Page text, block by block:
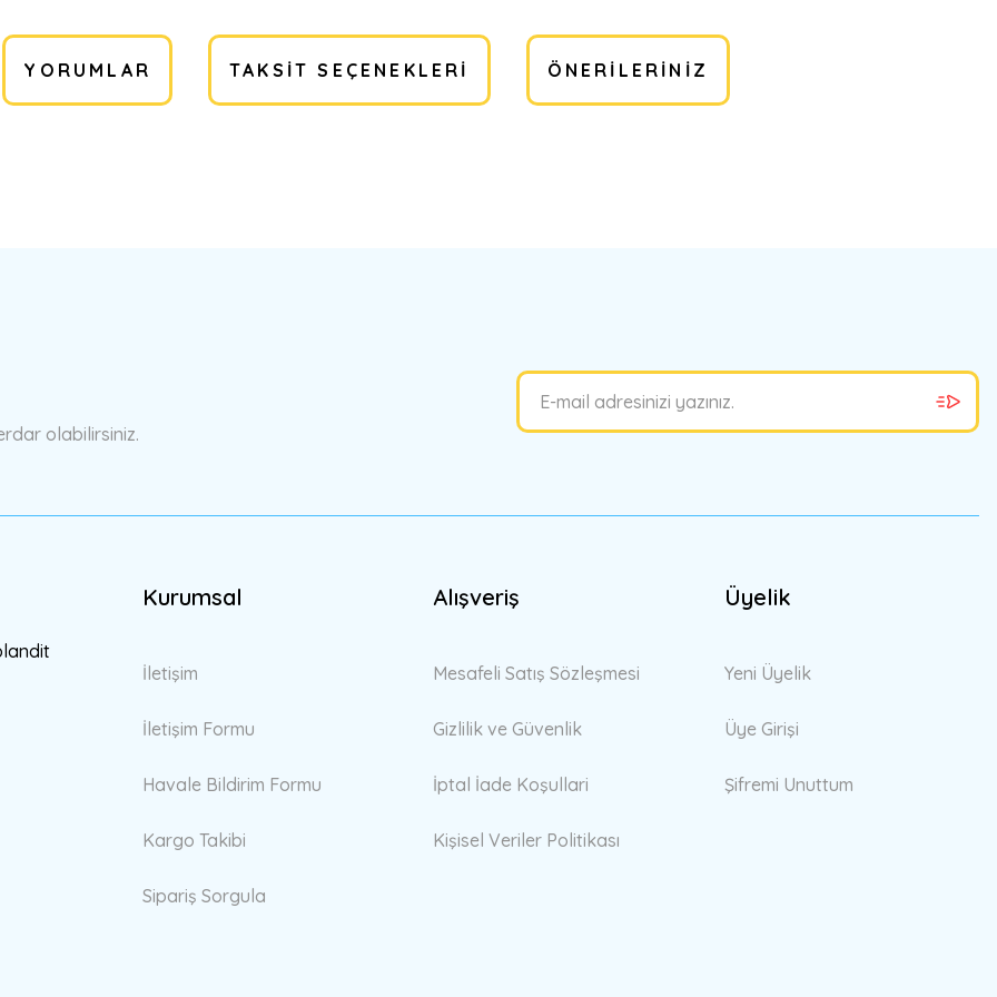
YORUMLAR TAKSIT SEÇENEKLERI ÖNERILERINIZ
olabilirsiniz.
Kurumsal
İletişim
İletişim Formu
Havale Bildirim Formu
Kargo Takibi
Sipariş Sorgula
Alışveriş
Mesafeli Satış Sözleşmesi
Gizlilik ve Güvenlik
İptal İade Koşullari
Kişisel Veriler Politikası
Üyelik
Yeni Üyelik
Üye Girişi
Şifremi Unuttum